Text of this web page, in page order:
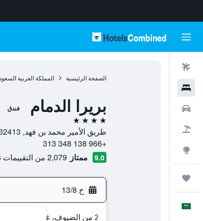
الصفحة الرئيسية المملكة العربية
بريرا الدمام فندق
4 نجوم
طريق الأمير محمد بن فهد, 32413, الدمام, منطقة الشرقية, المملكة العربية السعودية
+966 138 348 313
9.0 ممتاز 2,079 من التقييمات تم التحقق منها
خ 13/8
2 من الضيوف، غرفة واحدة